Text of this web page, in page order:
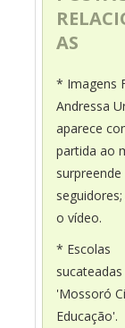
AS
* Imagens
Andressa
aparece
partida ao
surpreende
o vídeo.
* Escolas
sucateadas
'Mossoró
Educação'.